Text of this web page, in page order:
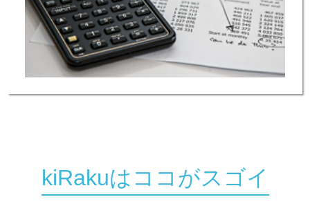
kiRakuはココがスゴイ